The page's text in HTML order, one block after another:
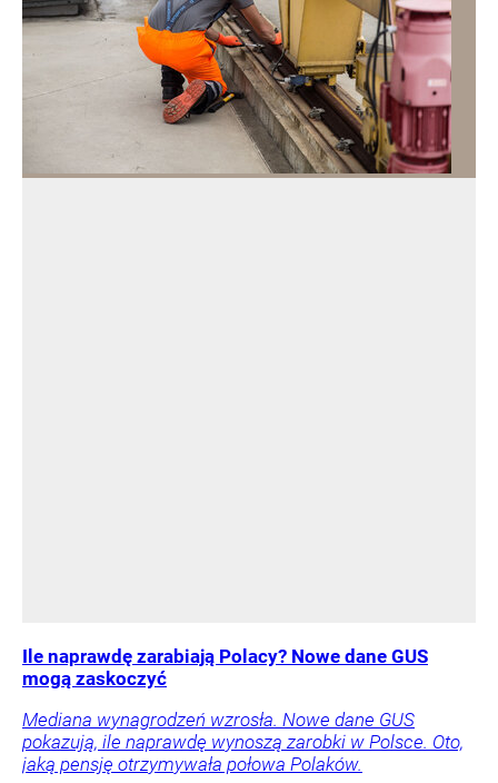
Ile naprawdę zarabiają Polacy? Nowe dane GUS
mogą zaskoczyć
Mediana wynagrodzeń wzrosła. Nowe dane GUS
pokazują, ile naprawdę wynoszą zarobki w Polsce. Oto,
jaką pensję otrzymywała połowa Polaków.